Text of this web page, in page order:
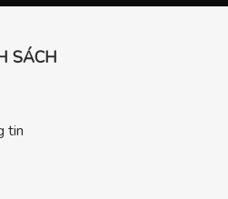
SÁCH
tin